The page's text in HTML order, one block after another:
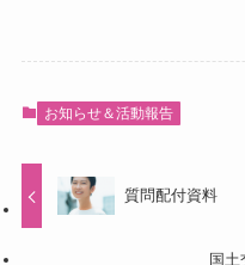
お知らせ＆活動報告
質問配付資料
国